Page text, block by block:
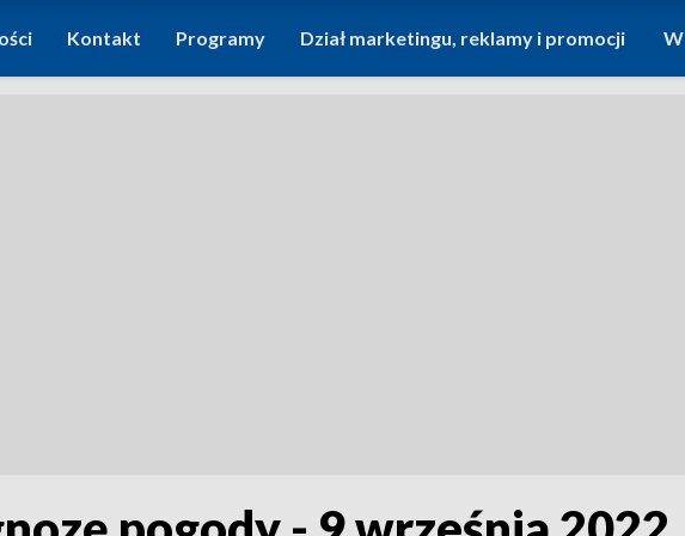
Kontakt Programy Dział marketingu, reklamy i promocji